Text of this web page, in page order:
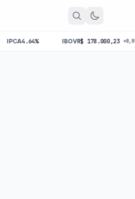
4.64% R$ 178.000,23 +0,00%